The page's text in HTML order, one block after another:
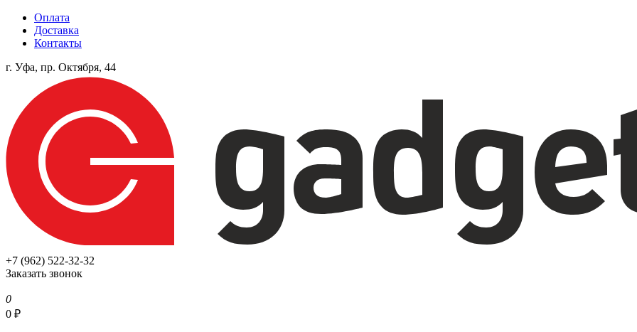
Оплата
Доставка
Контакты
г. Уфа, пр. Октября, 44
+7 (962) 522-32-32
Заказать звонок
0
0 ₽